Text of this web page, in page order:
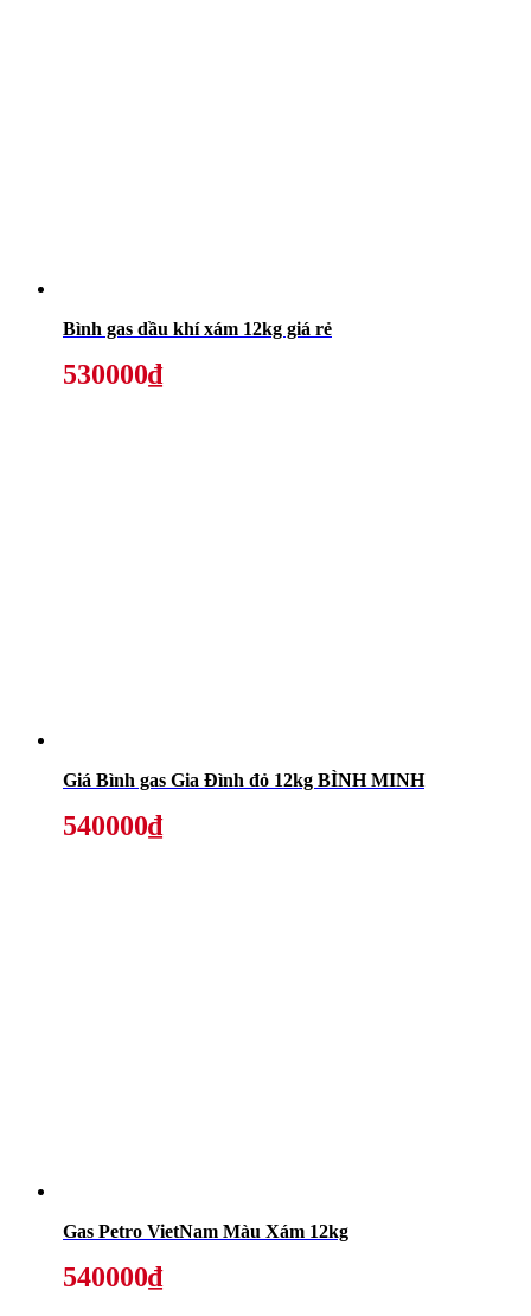
Bình gas dầu khí xám 12kg giá rẻ
530000₫
Giá Bình gas Gia Đình đỏ 12kg BÌNH MINH
540000₫
Gas Petro VietNam Màu Xám 12kg
540000₫